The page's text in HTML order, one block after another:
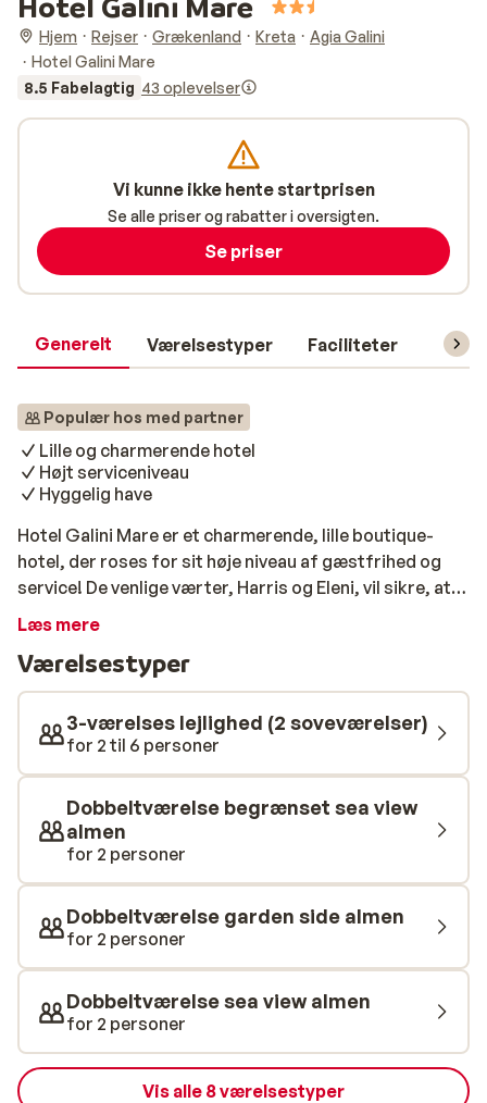
Hjem Rejser Grækenland Kreta
Agia Galini
Hotel Galini Mare
8.5 Fabelagtig 43 oplevelser
Generelt Værelsestyper Faciliteter
Populær hos med partner
Lille og charmerende hotel
Højt serviceniveau
Hyggelig have
Hotel Galini Mare er et charmerende, lille boutique-
hotel, der roses for sit høje niveau af gæstfrihed og
service! De venlige værter, Harris og Eleni, vil sikre, at
din ferie her bliver komplet. Beliggenheden er helt
centrum. Virkelig ideelt! Gå til havnen i Agia Galini, og
nyd den smukke udsigt med en dejlig forfriskende
drink i hånden. Morgenerne på Galini Mare starter med
en sund og velsmagende frisk morgenmad efter en
god nats søvn på værelserne, der er designet i
middelhavsstil. For endnu mere afslapning er der også
en skøn, grøn have, hvor du virkelig kan koble af. God
fornøjelse!
Læs mere
Værelsestyper
3-værelses lejlighed (2 soveværelser)
for 2 til 6 personer
Dobbeltværelse begrænset sea view
almen
for 2 personer
Dobbeltværelse garden side almen
for 2 personer
Dobbeltværelse sea view almen
for 2 personer
Vis alle 8 værelsestyper
Vi kunne ikke hente startprisen
Se alle priser og rabatter i oversigten.
Se priser